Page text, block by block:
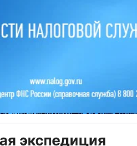
экспедиция